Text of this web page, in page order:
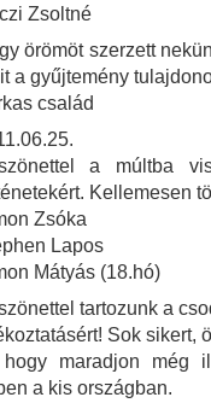
Zsoltné
örömöt szerzett
a gyűjtemény
család
a múltba
Kellemesen
Zsóka
Lapos
Mátyás (18.hó)
tartozunk a
Sok sikert,
maradjon még
a kis országban.